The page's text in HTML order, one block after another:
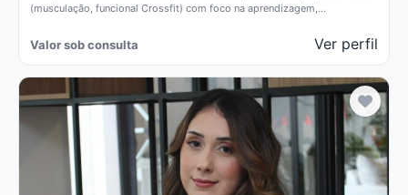
(musculação, funcional Crossfit) com foco na aprendizagem,…
Valor sob consulta Ver perfil